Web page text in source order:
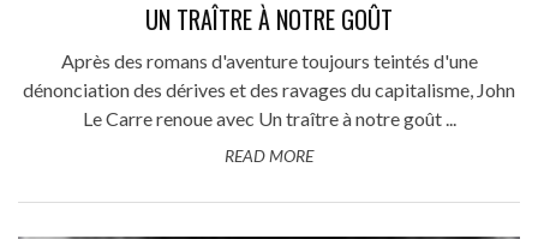
UN TRAÎTRE À NOTRE GOÛT
Après des romans d'aventure toujours teintés d'une
dénonciation des dérives et des ravages du capitalisme, John
Le Carre renoue avec Un traître à notre goût ...
READ MORE